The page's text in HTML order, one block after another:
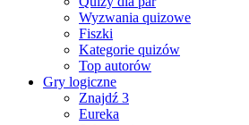
Wyzwania quizowe
Fiszki
Kategorie quizów
Top autorów
Gry logiczne
Znajdź 3
Eureka